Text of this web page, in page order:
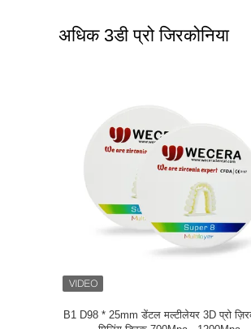
अधिक 3डी प्रो जिरकोनिया
16 वीटा शेड्स मल्टीलेयर 3डी प्रो ज़िरकोनिया